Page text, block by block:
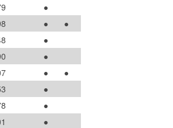
●
●
●
●
●
●
●
●
●
●